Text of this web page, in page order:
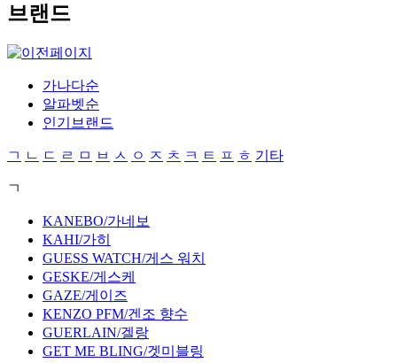
브랜드
가나다순
알파벳순
인기브랜드
ㄱ ㄴ ㄷ ㄹ ㅁ ㅂ ㅅ ㅇ ㅈ ㅊ ㅋ ㅌ ㅍ ㅎ 기타
ㄱ
KANEBO/가네보
KAHI/가히
GUESS WATCH/게스 워치
GESKE/게스케
GAZE/게이즈
KENZO PFM/겐조 향수
GUERLAIN/겔랑
GET ME BLING/겟미블링